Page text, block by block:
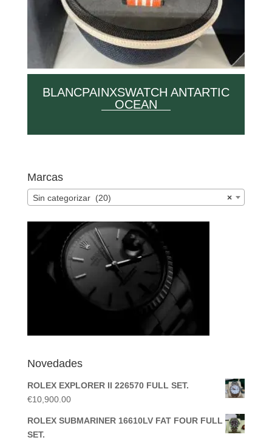
BLANCPAINXSWATCH ANTARTIC
OCEAN
Marcas
×
Sin categorizar (20)
Novedades
ROLEX EXPLORER II 226570 FULL SET.
€10,900.00
ROLEX SUBMARINER 16610LV FAT FOUR FULL
SET.